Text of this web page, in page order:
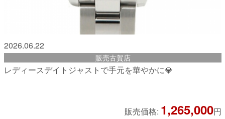
2026.06.22
販売古賀店
レディースデイトジャストで手元を華やかに💎
販売価格: 1,265,000円